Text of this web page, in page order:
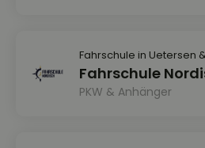
Fahrschule in Uetersen
Fahrschule
PKW & Anhänger